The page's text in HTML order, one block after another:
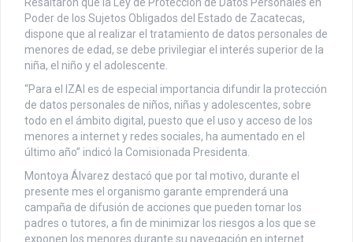
Poder de los Sujetos Obligados del Estado de Zacatecas,
dispone que al realizar el tratamiento de datos personales de
menores de edad, se debe privilegiar el interés superior de la
niña, el niño y el adolescente.
“Para el IZAI es de especial importancia difundir la protección
de datos personales de niños, niñas y adolescentes, sobre
todo en el ámbito digital, puesto que el uso y acceso de los
menores a internet y redes sociales, ha aumentado en el
último año” indicó la Comisionada Presidenta.
Montoya Álvarez destacó que por tal motivo, durante el
presente mes el organismo garante emprenderá una
campaña de difusión de acciones que pueden tomar los
padres o tutores, a fin de minimizar los riesgos a los que se
exponen los menores durante su navegación en internet.